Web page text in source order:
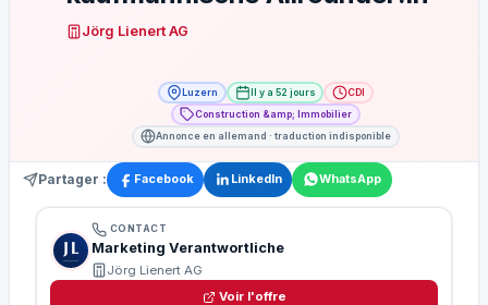
Jörg Lienert AG
Luzern Il y a 52 jours
CDI
Construction &amp; Immobilier
Annonce en allemand · traduction indisponible
Partager : Facebook LinkedIn WhatsApp
CONTACT
Marketing Verantwortliche
Jörg Lienert AG
Voir l'offre